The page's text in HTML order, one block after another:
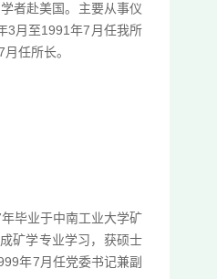
者赴美国。主要从事仪
3月至1991年7月任我所
任所长。
毕业于中南工业大学矿
矿学专业学习，获硕士
年7月任党委书记兼副